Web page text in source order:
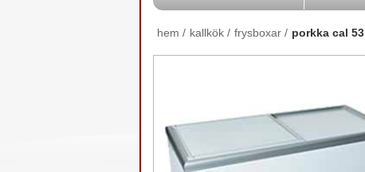
hem / kallkök / frysboxar / porkka cal 53